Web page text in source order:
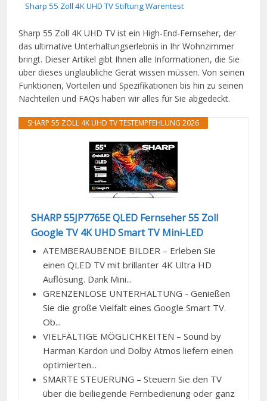
Sharp 55 Zoll 4K UHD TV Stiftung Warentest
Sharp 55 Zoll 4K UHD TV ist ein High-End-Fernseher, der
das ultimative Unterhaltungserlebnis in Ihr Wohnzimmer
bringt. Dieser Artikel gibt Ihnen alle Informationen, die Sie
über dieses unglaubliche Gerät wissen müssen. Von seinen
Funktionen, Vorteilen und Spezifikationen bis hin zu seinen
Nachteilen und FAQs haben wir alles für Sie abgedeckt.
SHARP 55 ZOLL 4K UHD TV TESTEMPFEHLUNG 2026
SHARP 55JP7765E QLED Fernseher 55 Zoll
Google TV 4K UHD Smart TV Mini-LED
ATEMBERAUBENDE BILDER – Erleben Sie
einen QLED TV mit brillanter 4K Ultra HD
Auflösung. Dank Mini...
GRENZENLOSE UNTERHALTUNG - Genießen
Sie die große Vielfalt eines Google Smart TV.
Ob...
VIELFÄLTIGE MÖGLICHKEITEN – Sound by
Harman Kardon und Dolby Atmos liefern einen
optimierten...
SMARTE STEUERUNG – Steuern Sie den TV
über die beiliegende Fernbedienung oder ganz